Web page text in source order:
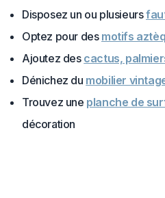
Disposez un ou plusieurs
Optez pour des motifs
Ajoutez des cactus,
Dénichez du mobilier
Trouvez une planche de
décoration